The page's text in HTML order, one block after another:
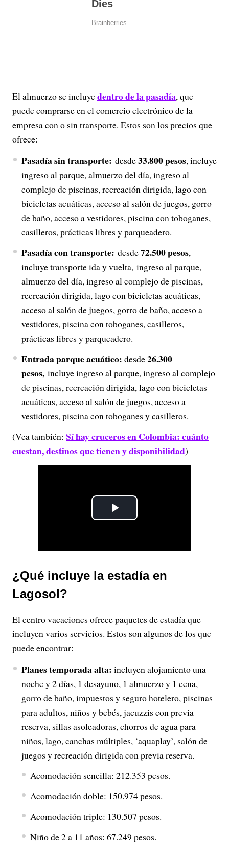
El almuerzo se incluyedentro de la pasadía, que
puede comprarse en el comercio electrónico de la
empresa con o sin transporte. Estos son los precios que
ofrece:
Pasadía sin transporte: desde33.800 pesos, incluye
ingreso al parque, almuerzo del día, ingreso al
complejo de piscinas, recreación dirigida, lago con
bicicletas acuáticas, acceso al salón de juegos, gorro
de baño, acceso a vestidores, piscina con toboganes,
casilleros, prácticas libres y parqueadero.
Pasadía con transporte: desde72.500 pesos,
incluye transporte ida y vuelta, ingreso al parque,
almuerzo del día, ingreso al complejo de piscinas,
recreación dirigida, lago con bicicletas acuáticas,
acceso al salón de juegos, gorro de baño, acceso a
vestidores, piscina con toboganes, casilleros,
prácticas libres y parqueadero.
Entrada parque acuático: desde26.300
pesos, incluye ingreso al parque, ingreso al complejo
de piscinas, recreación dirigida, lago con bicicletas
acuáticas, acceso al salón de juegos, acceso a
vestidores, piscina con toboganes y casilleros.
(Vea también: Sí hay cruceros en Colombia: cuánto
cuestan, destinos que tienen y disponibilidad)
P
i
e
o
¿Qué incluye la estadía en
Lagosol?
El centro vacaciones ofrece paquetes de estadía que
incluyen varios servicios. Estos son algunos de los que
puede encontrar:
Planes temporada alta: incluyen alojamiento una
noche y 2 días, 1 desayuno, 1 almuerzo y 1 cena,
gorro de baño, impuestos y seguro hotelero, piscinas
para adultos, niños y bebés, jacuzzis con previa
reserva, sillas asoleadoras, chorros de agua para
niños, lago, canchas múltiples, ‘aquaplay’, salón de
juegos y recreación dirigida con previa reserva.
Acomodación sencilla: 212.353 pesos.
Acomodación doble: 150.974 pesos.
Acomodación triple: 130.507 pesos.
Niño de 2 a 11 años: 67.249 pesos.